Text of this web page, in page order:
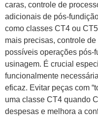
caras, controle de
adicionais de pós-
como classes CT4 ou
mais precisas, controle
possíveis operações pós-
usinagem. É crucial
funcionalmente
eficaz. Evitar peças com
uma classe CT4 quando
despesas e melhora a